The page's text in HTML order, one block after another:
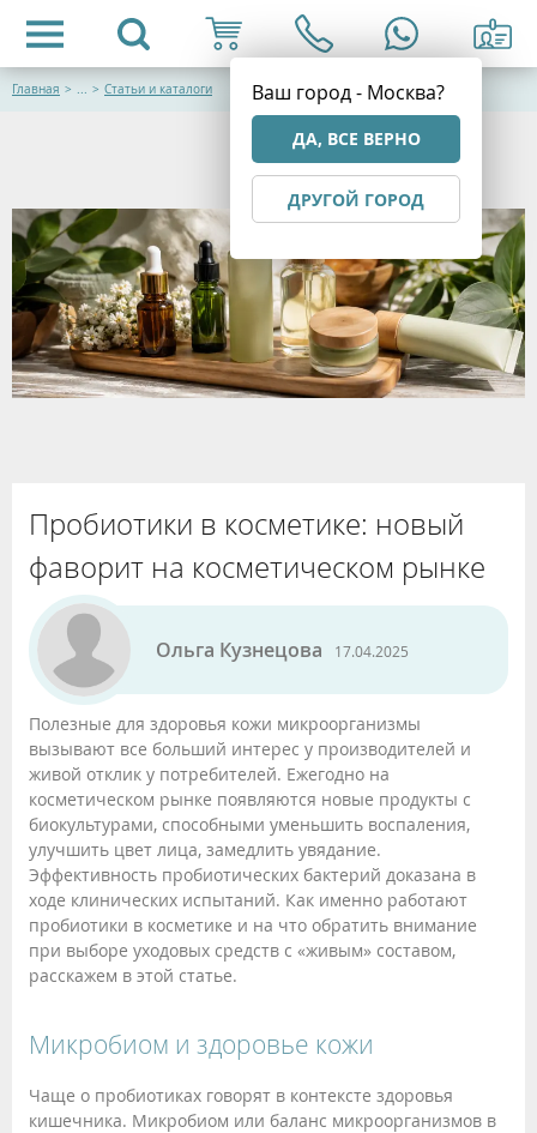
Ваш город - Москва?
ДА, ВСЕ ВЕРНО
ДРУГОЙ ГОРОД
Главная > ... > Статьи и каталоги
Пробиотики в косметике: новый
фаворит на косметическом рынке
Ольга Кузнецова 17.04.2025
Полезные для здоровья кожи микроорганизмы
вызывают все больший интерес у производителей и
живой отклик у потребителей. Ежегодно на
косметическом рынке появляются новые продукты с
биокультурами, способными уменьшить воспаления,
улучшить цвет лица, замедлить увядание.
Эффективность пробиотических бактерий доказана в
ходе клинических испытаний. Как именно работают
пробиотики в косметике и на что обратить внимание
при выборе уходовых средств с «живым» составом,
расскажем в этой статье.
Микробиом и здоровье кожи
Чаще о пробиотиках говорят в контексте здоровья
кишечника. Микробиом или баланс микроорганизмов в